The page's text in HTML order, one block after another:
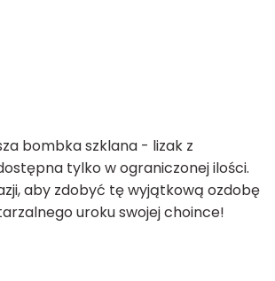
bombka szklana - lizak z
tylko w ograniczonej ilości.
aby zdobyć tę wyjątkową ozdobę
uroku swojej choince!